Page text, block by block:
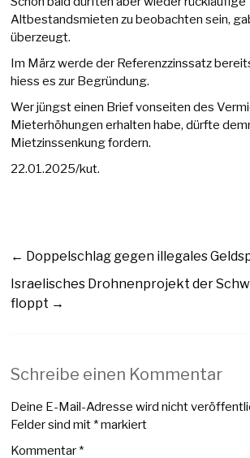
Altbestandsmieten zu beobachten sein,
überzeugt.
Im März werde der Referenzzinssatz
hiess es zur Begründung.
Wer jüngst einen Brief vonseiten des
Mieterhöhungen erhalten habe, dürfte
Mietzinssenkung fordern.
22.01.2025/kut.
← Doppelschlag gegen illegales
Israelisches Drohnenprojekt der
floppt →
Schreibe einen Kommentar
Deine E-Mail-Adresse wird nicht
Felder sind mit*markiert
Kommentar*